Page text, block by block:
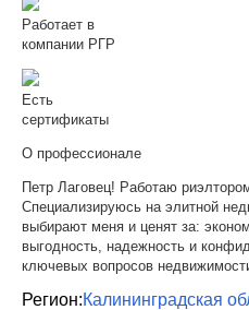
Работает в
компании РГР
Есть
сертификаты
О профессионале
Петр Лаговец! Работаю
Специализируюсь на элитной
выбирают меня и ценят за:
выгодность, надежность и
ключевых вопросов
Регион:Калининградская